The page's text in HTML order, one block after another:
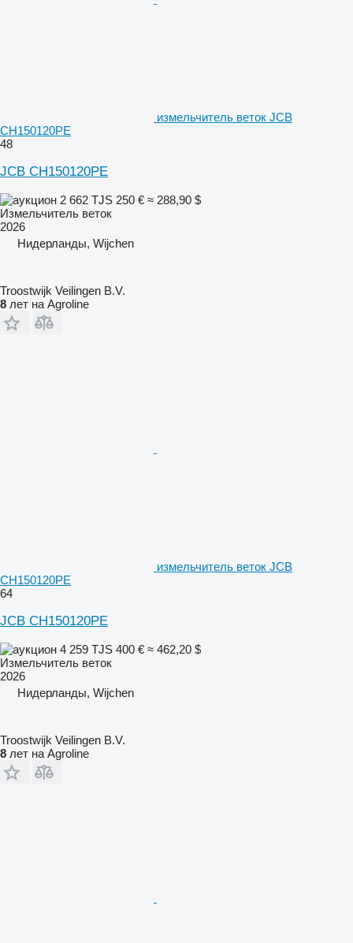
измельчитель веток JCB
CH150120PE
48
JCB CH150120PE
2 662 TJS 250 € ≈ 288,90 $
Измельчитель веток
2026
Нидерланды, Wijchen
Troostwijk Veilingen B.V.
8 лет на Agroline
измельчитель веток JCB
CH150120PE
64
JCB CH150120PE
4 259 TJS 400 € ≈ 462,20 $
Измельчитель веток
2026
Нидерланды, Wijchen
Troostwijk Veilingen B.V.
8 лет на Agroline